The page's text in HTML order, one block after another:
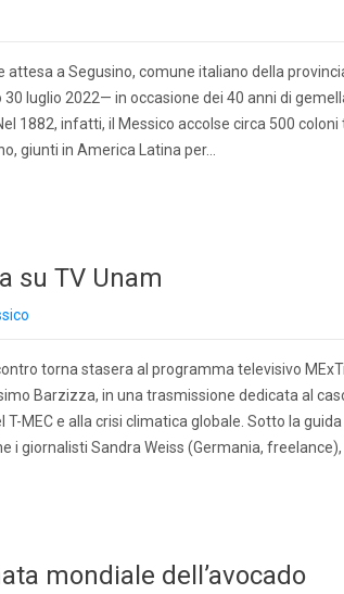
attesa a Segusino, comune italiano della
luglio 2022— in occasione dei 40 anni di
1882, infatti, il Messico accolse circa 500
giunti in America Latina per…
su TV Unam
torna stasera al programma televisivo
Barzizza, in una trasmissione dedicata al
MEC e alla crisi climatica globale. Sotto la
i giornalisti Sandra Weiss (Germania, freelance),
mondiale dell’avocado